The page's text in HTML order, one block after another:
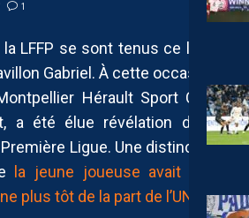
1
LFFP se sont tenus ce lundi
Gabriel. À cette occasion,
Hérault Sport Club,
a été élue révélation de la
Première Ligue. Une distinction
la jeune joueuse avait déjà
plus tôt de la part de l’UNFP.